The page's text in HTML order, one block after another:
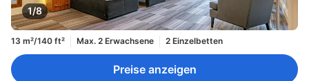
1/8
13 m²/140 ft² Max. 2 Erwachsene 2 Einzelbetten
Preise anzeigen